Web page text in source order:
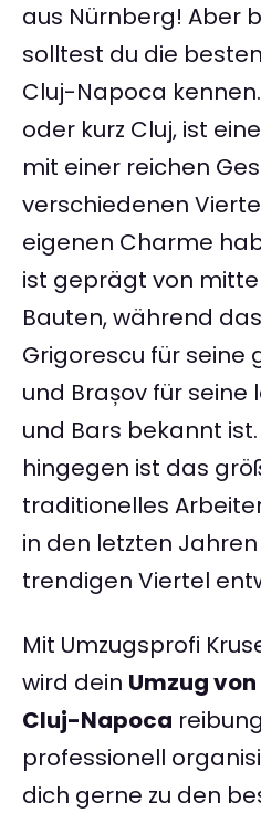
aus Nürnberg! Aber
solltest du die
Cluj-Napoca
oder kurz Cluj, ist
mit einer reichen
verschiedenen
eigenen Charme
ist geprägt von
Bauten, während
Grigorescu für seine
und Brașov für
und Bars bekannt
hingegen ist das
traditionelles
in den letzten
trendigen Viertel
Mit Umzugsprofi
wird dein Umzug
Cluj-Napoca
professionell
dich gerne zu den